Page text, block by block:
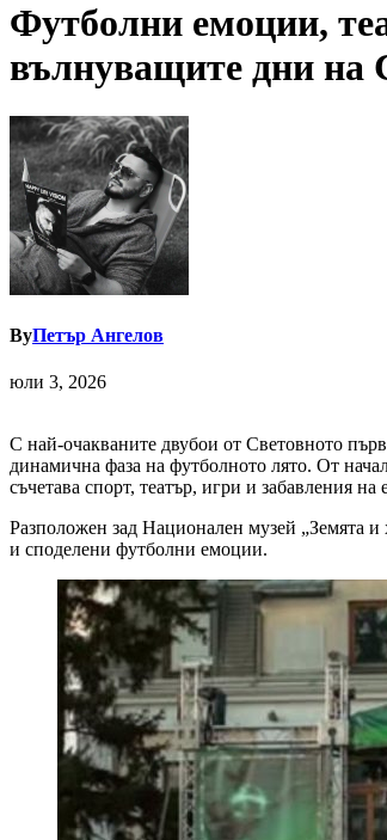
Футболни емоции,
вълнуващите дни на
ByПетър Ангелов
юли 3, 2026
С най-очакваните двубои от Световното
динамична фаза на футболното лято. От
съчетава спорт, театър, игри и забавления на
Разположен зад Национален музей „Земята
и споделени футболни емоции.